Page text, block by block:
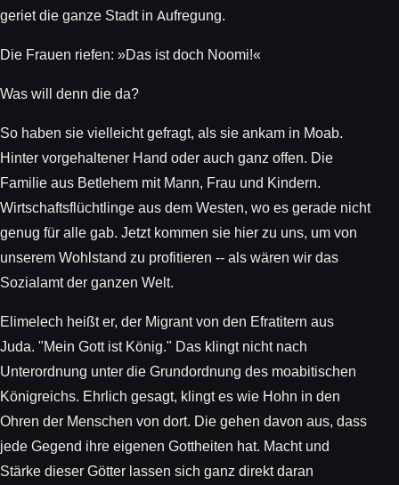
geriet die ganze Stadt in Aufregung.
Die Frauen riefen: »Das ist doch Noomi!«
Was will denn die da?
So haben sie vielleicht gefragt, als sie ankam in Moab.
Hinter vorgehaltener Hand oder auch ganz offen. Die
Familie aus Betlehem mit Mann, Frau und Kindern.
Wirtschaftsflüchtlinge aus dem Westen, wo es gerade nicht
genug für alle gab. Jetzt kommen sie hier zu uns, um von
unserem Wohlstand zu profitieren -- als wären wir das
Sozialamt der ganzen Welt.
Elimelech heißt er, der Migrant von den Efratitern aus
Juda. "Mein Gott ist König." Das klingt nicht nach
Unterordnung unter die Grundordnung des moabitischen
Königreichs. Ehrlich gesagt, klingt es wie Hohn in den
Ohren der Menschen von dort. Die gehen davon aus, dass
jede Gegend ihre eigenen Gottheiten hat. Macht und
Stärke dieser Götter lassen sich ganz direkt daran